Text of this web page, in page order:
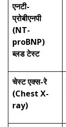
एनटी-
प्रोबीएनपी
(NT-
proBNP)
ब्लड टेस्ट
चेस्ट एक्स-रे
(Chest X-
ray)